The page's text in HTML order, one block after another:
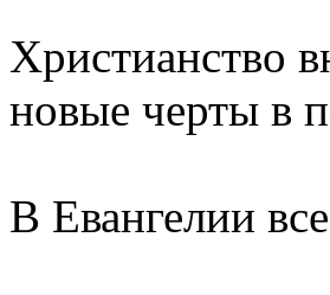
Христианство
новые черты в
В Евангелии